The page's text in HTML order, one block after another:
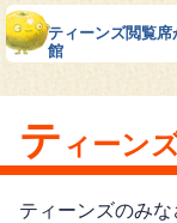
テ ィーン
ティーンズのみ
ティーンズ閲覧席がある図書
館